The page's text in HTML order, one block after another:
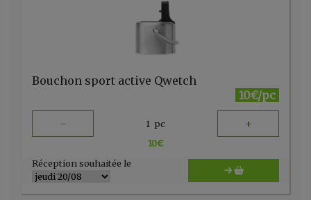
Bouchon sport active Qwetch
10€/pc
- 1 pc +
10€
Réception souhaitée le